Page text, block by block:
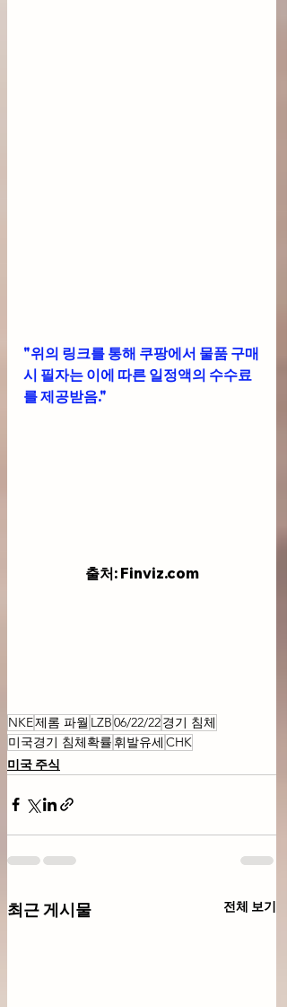
"위의 링크를 통해 쿠팡에서 물품 구매
시 필자는 이에 따른 일정액의 수수료
를 제공받음."
출처: Finviz.com
NKE제롬 파월 LZB06/22/22경기 침체
미국경기 침체확률 휘발유세 CHK
미국 주식
최근 게시물 전체 보기